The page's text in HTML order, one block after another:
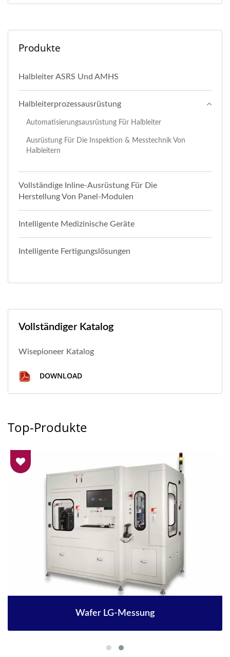
Produkte
Halbleiter ASRS Und AMHS
Halbleiterprozessausrüstung
Automatisierungsausrüstung Für Halbleiter
Ausrüstung Für Die Inspektion & Messtechnik Von
Halbleitern
Vollständige Inline-Ausrüstung Für Die
Herstellung Von Panel-Modulen
Intelligente Medizinische Geräte
Intelligente Fertigungslösungen
Vollständiger Katalog
Wisepioneer Katalog
DOWNLOAD
Top-Produkte
Wafer LG-Messung